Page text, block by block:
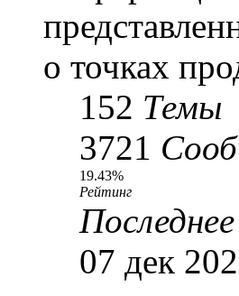
о точках
152 Темы
3721
19.43%
Рейтинг
07 дек